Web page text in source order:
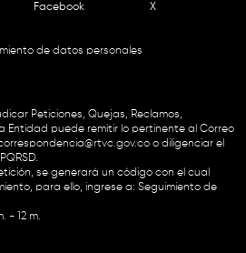
Facebook X
de datos personales
Peticiones, Quejas, Reclamos,
Entidad puede remitir lo pertinente al Correo
o diligenciar el
se generará un código con el cual
para ello, ingrese a: Seguimiento de
- 12 m.